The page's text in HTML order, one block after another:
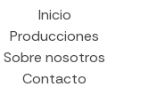
Inicio
Producciones
Sobre nosotros
Contacto